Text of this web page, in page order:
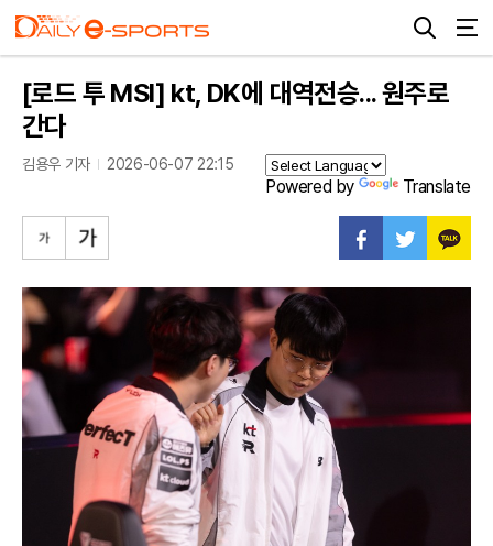
[로드 투 MSI] kt, DK에 대역전승... 원주로
간다
김용우 기자 2026-06-07 22:15
Powered by Translate